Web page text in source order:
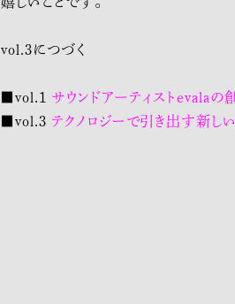
vol.3につづく
■vol.1 サウンドアーティストevalaの
■vol.3 テクノロジーで引き出す新し